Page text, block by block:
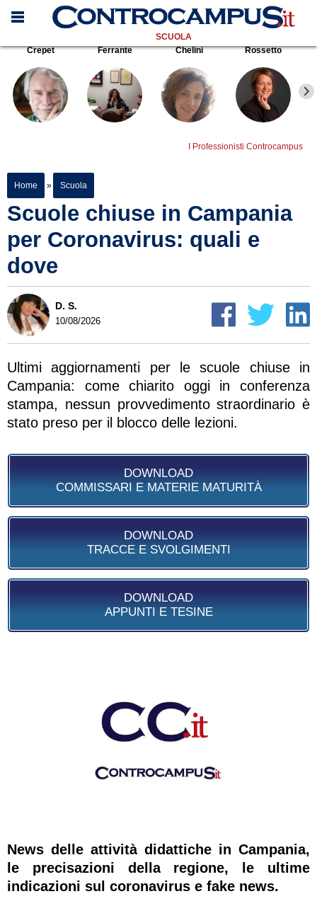
SCUOLA
Crepet
Ferrante Chelini Rossetto
I Professionisti Controcampus
Home » Scuola
Scuole chiuse in Campania
per Coronavirus: quali e
dove
D. S.
10/08/2026
Ultimi aggiornamenti per le scuole chiuse in
Campania: come chiarito oggi in conferenza
stampa, nessun provvedimento straordinario è
stato preso per il blocco delle lezioni.
DOWNLOAD
COMMISSARI E MATERIE MATURITÀ
DOWNLOAD
TRACCE E SVOLGIMENTI
DOWNLOAD
APPUNTI E TESINE
News delle attività didattiche in Campania,
le precisazioni della regione, le ultime
indicazioni sul coronavirus e fake news.